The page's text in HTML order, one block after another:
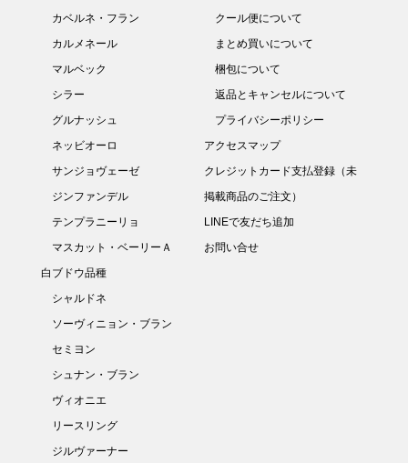
カベルネ・フラン
カルメネール
マルベック
シラー
グルナッシュ
ネッビオーロ
サンジョヴェーゼ
ジンファンデル
テンプラニーリョ
マスカット・ベーリーＡ
白ブドウ品種
シャルドネ
ソーヴィニョン・ブラン
セミヨン
シュナン・ブラン
ヴィオニエ
リースリング
ジルヴァーナー
クール便について
まとめ買いについて
梱包について
返品とキャンセルについて
プライバシーポリシー
アクセスマップ
クレジットカード支払登録（未
掲載商品のご注文）
LINEで友だち追加
お問い合せ